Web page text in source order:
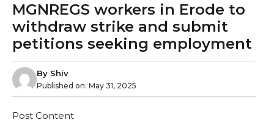
MGNREGS workers in Erode to
withdraw strike and submit
petitions seeking employment
By Shiv
Published on: May 31, 2025
Post Content